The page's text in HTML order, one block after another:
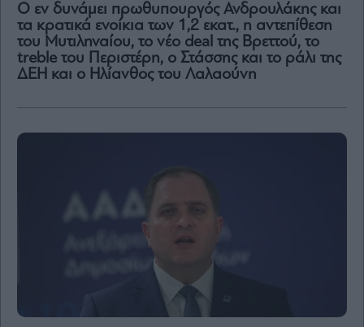
Ο εν δυνάμει πρωθυπουργός Ανδρουλάκης και
τα κρατικά ενοίκια των 1,2 εκατ., η αντεπίθεση
του Μυτιληναίου, το νέο deal της Βρεττού, το
treble του Περιστέρη, ο Στάσσης και το ράλι της
ΔΕΗ και ο Ηλίανθος του Λαλαούνη